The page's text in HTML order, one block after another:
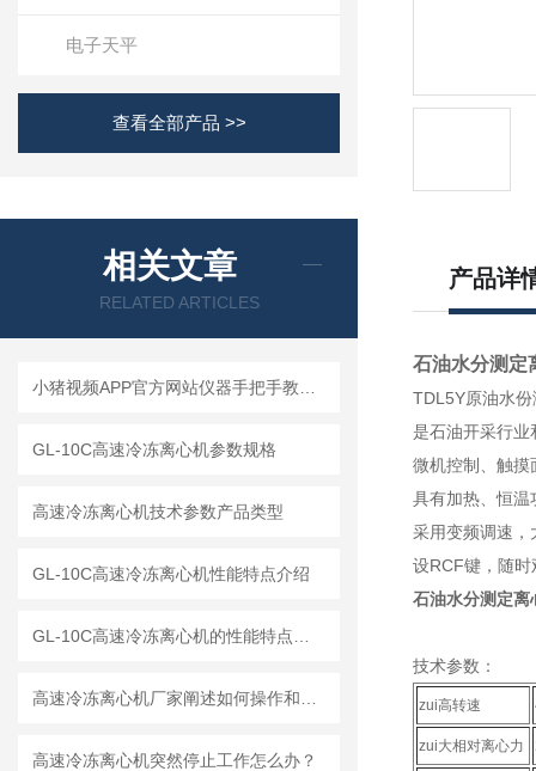
电子天平
查看全部产品 >>
相关文章
RELATED ARTICLES
GL-10C高速冷冻离心机参数规格
高速冷冻离心机技术参数产品类型
GL-10C高速冷冻离心机性能特点介绍
高速冷冻离心机突然停止工作怎么办？
产品详
石油水分测定
TDL5Y原油水份
是石油开采行业
微机控制、触摸面
具有加热、恒
采用变频调速
设RCF键，随
石油水分测定离
技术参数：
zui高转速
zui大相对离心力